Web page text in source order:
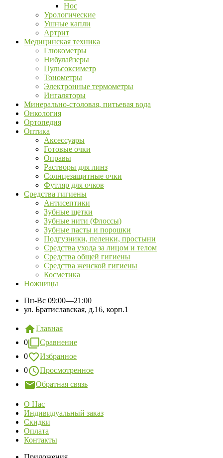
Нос
Урологические
Ушные капли
Артрит
Медицинская техника
Глюкометры
Нибулайзеры
Пульсоксиметр
Тонометры
Электронные термометры
Ингаляторы
Минерально-столовая, питьевая вода
Онкология
Ортопедия
Оптика
Аксессуары
Готовые очки
Оправы
Растворы для линз
Солнцезащитные очки
Футляр для очков
Средства гигиены
Антисептики
Зубные щетки
Зубные нити (Флоссы)
Зубные пасты и порошки
Подгузники, пеленки, простыни
Средства ухода за лицом и телом
Средства общей гигиены
Средства женской гигиены
Косметика
Ножницы
Пн-Вс 09:00—21:00
ул. Братиславская, д.16, корп.1
Главная
0
Сравнение
0
Избранное
0
Просмотренное
Обратная связь
О Нас
Индивидуальный заказ
Скидки
Оплата
Контакты